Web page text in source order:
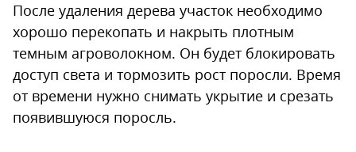
После удаления дерева участок необходимо
хорошо перекопать и накрыть плотным
темным агроволокном. Он будет блокировать
доступ света и тормозить рост поросли. Время
от времени нужно снимать укрытие и срезать
появившуюся поросль.